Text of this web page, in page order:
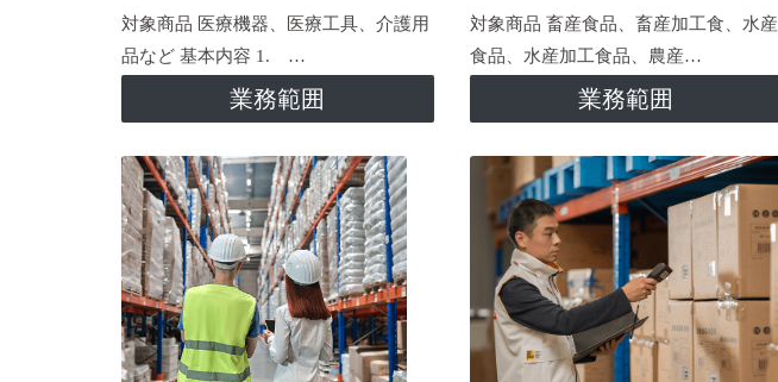
対象商品 医療機器、医療工具、介護用
品など 基本内容 1. …
業務範囲
対象商品 畜産食品、畜産加工食、水産
食品、水産加工食品、農産…
業務範囲